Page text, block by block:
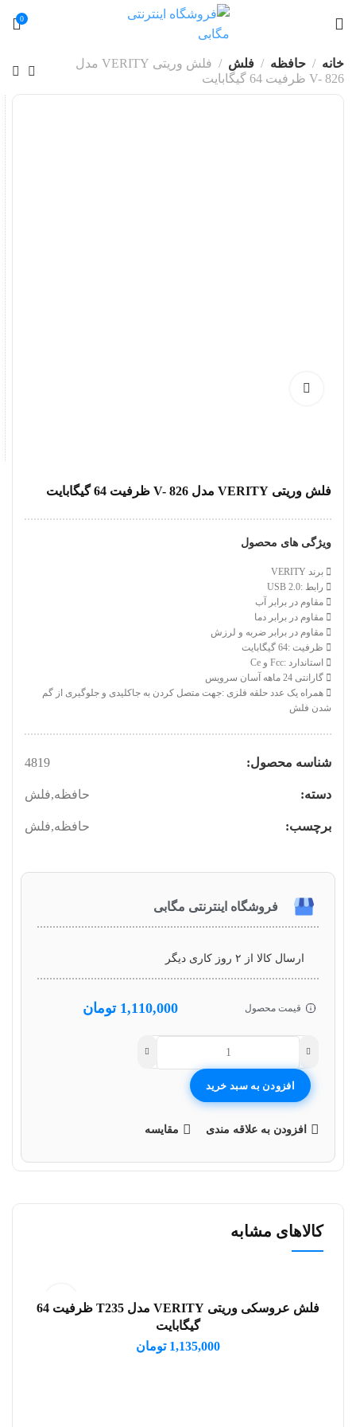
0
خانه حافظه فلش
فلش وریتی VERITY مدل
V- 826 ظرفیت 64 گیگابایت
فلش وریتی VERITY مدل V- 826 ظرفیت 64 گیگابایت
ویژگی های محصول
برند VERITY
رابط :USB 2.0
مقاوم در برابر آب
مقاوم در برابر دما
مقاوم در برابر ضربه و لرزش
ظرفیت :64 گیگابایت
استاندارد :Fcc و Ce
گارانتی 24 ماهه آسان سرویس
همراه یک عدد حلقه فلزی :جهت متصل کردن به جاکلیدی و جلوگیری از گم
شدن فلش
شناسه محصول: 4819
دسته: حافظه,فلش
برچسب: حافظه,فلش
فروشگاه اینترنتی مگابی
ارسال کالا از ۲ روز کاری دیگر
قیمت محصول 1,110,000 تومان
افزودن به سبد خرید
افزودن به علاقه مندی مقایسه
کالاهای مشابه
افزودن به سبد خرید
فلش عروسکی وریتی VERITY مدل T235 ظرفیت 64
گیگابایت
1,135,000 تومان